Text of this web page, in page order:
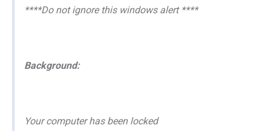
****Do not ignore this windows alert ****
Background:
Your computer has been locked